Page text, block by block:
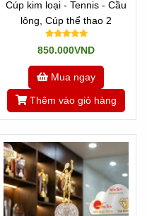
Cúp kim loại - Tennis - Cầu
lông, Cúp thể thao 2
850.000VND
Mua ngay
Thêm vào giỏ hàng